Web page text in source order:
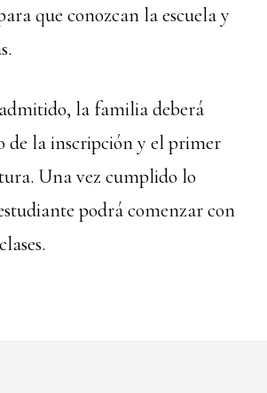
que conozcan la escuela y
admitido, la familia deberá
de la inscripción y el primer
Una vez cumplido lo
podrá comenzar con